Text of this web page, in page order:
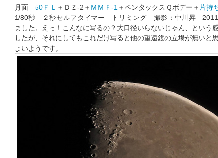
月面50ＦＬ ＋ＤＺ-2＋ ＭＭＦ-1 ＋ペンタックスＱボデー＋ 片持
1/80秒 ２秒セルフタイマー トリミング 撮影：中川昇
ました。えっ！こんなに写るの？大口径いらないじゃん、という
したが、それにしてもこれだけ写ると他の望遠鏡の立場が無いと
よいようです。